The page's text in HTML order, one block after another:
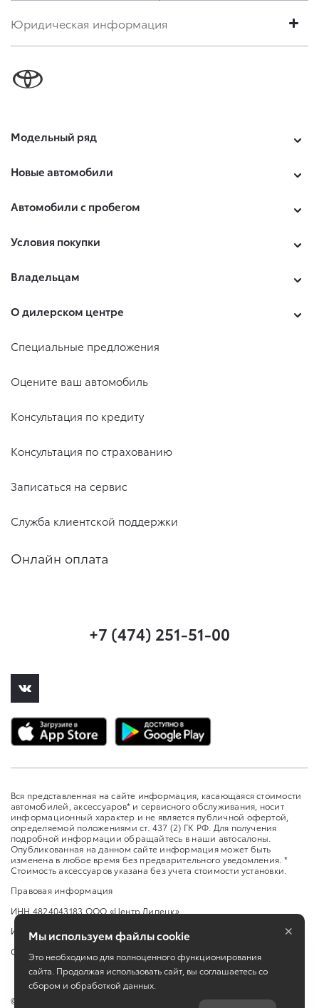
Юридическая информация
Модельный ряд
Новые автомобили
Автомобили с пробегом
Условия покупки
Владельцам
О дилерском центре
Специальные предложения
Оцените ваш автомобиль
Консультация по кредиту
Консультация по страхованию
Записаться на сервис
Служба клиентской поддержки
Онлайн оплата
+7 (474) 251-51-00
Вся представленная на сайте информация, касающаяся стоимости
автомобилей, аксессуаров* и сервисного обслуживания, носит
информационный характер и не является публичной офертой,
определяемой положениями ст. 437 (2) ГК РФ. Для получения
подробной информации обращайтесь в наши автосалоны.
Опубликованная на данном сайте информация может быть
изменена в любое время без предварительного уведомления. *
Стоимость аксессуаров указана без учета стоимости установки.
Правовая информация
ИНН 4824043183 ООО «Центр Липецк»
Изменить настройку cookies
Сбросить cookie
©
Мы используем файлы cookie
Это необходимо для полноценного функционирования
сайта. Продолжая использовать сайт, вы соглашаетесь со
сбором и обработкой данных.
×